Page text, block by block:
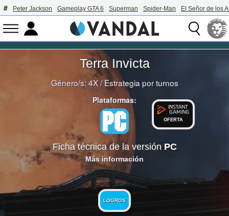
Peter Jackson Gameplay GTA 6 Superman Spider-Man El Señor de los
Terra Invicta
Género/s:4X/Estrategia por turnos
Plataformas:
OFERTA
Ficha técnica de la versión PC
Más información
LOGROS